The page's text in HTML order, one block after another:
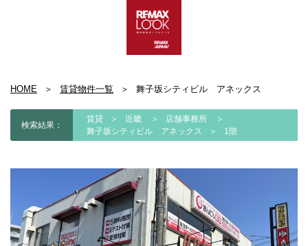
HOME 賃貸物件一覧 舞子坂シティビル アネックス
検索結果：
賃貸 近畿
店舗事務所
舞子坂シティビル アネックス
1階